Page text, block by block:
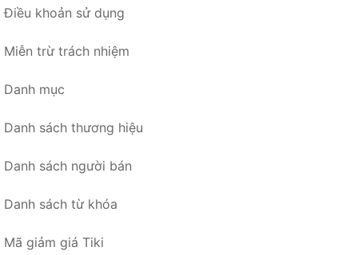
Điều khoản sử dụng
Miễn trừ trách nhiệm
Danh mục
Danh sách thương hiệu
Danh sách người bán
Danh sách từ khóa
Mã giảm giá Tiki